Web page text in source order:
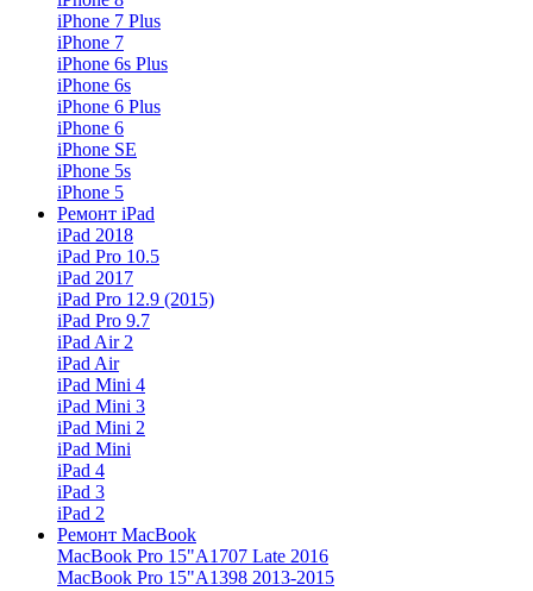
iPhone 7 Plus
iPhone 7
iPhone 6s Plus
iPhone 6s
iPhone 6 Plus
iPhone 6
iPhone SE
iPhone 5s
iPhone 5
Ремонт iPad
iPad 2018
iPad Pro 10.5
iPad 2017
iPad Pro 12.9 (2015)
iPad Pro 9.7
iPad Air 2
iPad Air
iPad Mini 4
iPad Mini 3
iPad Mini 2
iPad Mini
iPad 4
iPad 3
iPad 2
Ремонт MacBook
MacBook Pro 15"A1707 Late 2016
MacBook Pro 15"A1398 2013-2015